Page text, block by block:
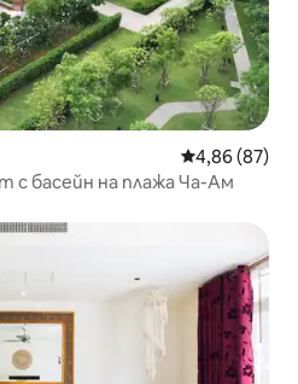
Средна
4,86 (87)
басейн на плажа Ча-Ам